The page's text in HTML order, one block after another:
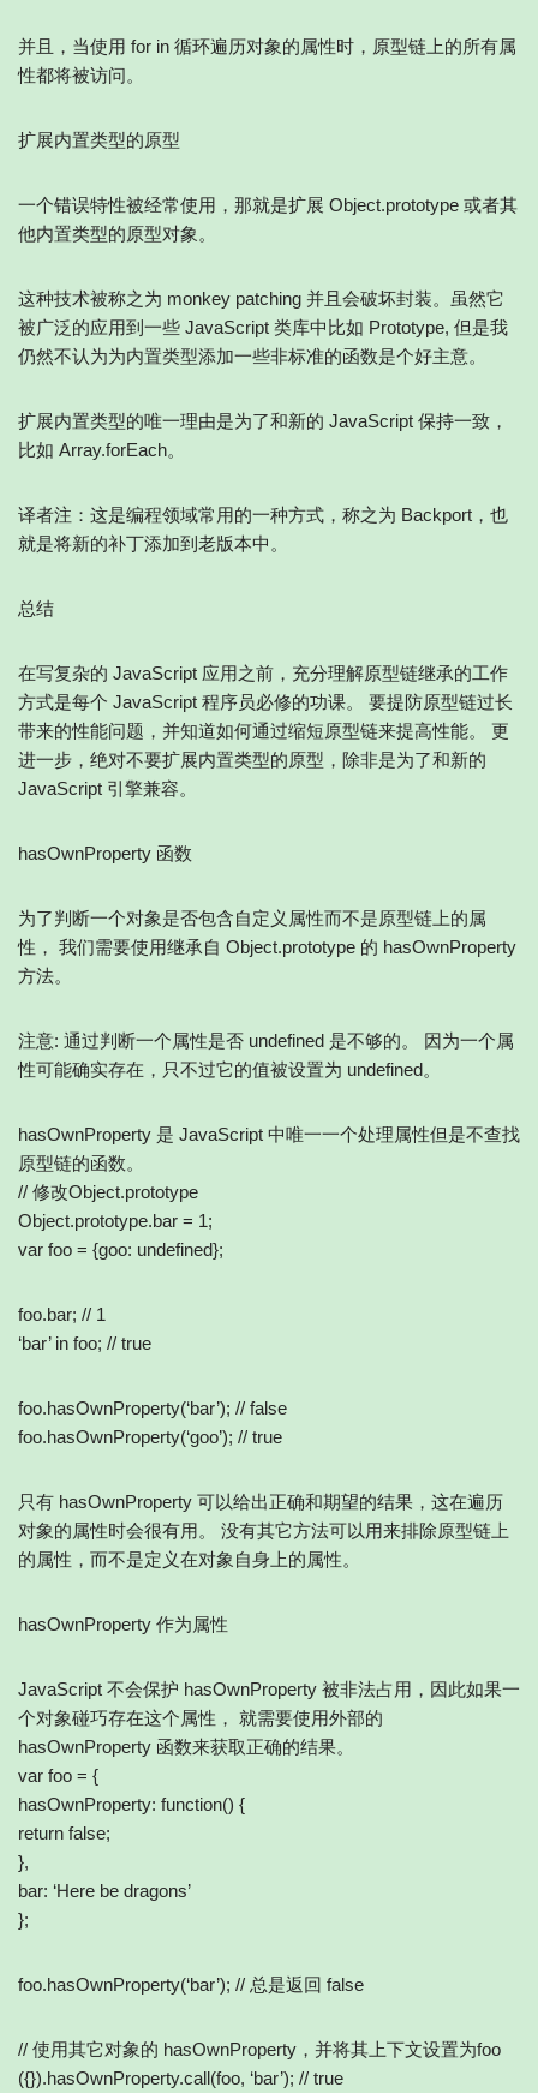
并且，当使用 for in 循环遍历对象的属性时，原型链上的所有属
性都将被访问。
扩展内置类型的原型
一个错误特性被经常使用，那就是扩展 Object.prototype 或者其
他内置类型的原型对象。
这种技术被称之为 monkey patching 并且会破坏封装。虽然它
被广泛的应用到一些 JavaScript 类库中比如 Prototype, 但是我
仍然不认为为内置类型添加一些非标准的函数是个好主意。
扩展内置类型的唯一理由是为了和新的 JavaScript 保持一致，
比如 Array.forEach。
译者注：这是编程领域常用的一种方式，称之为 Backport，也
就是将新的补丁添加到老版本中。
总结
在写复杂的 JavaScript 应用之前，充分理解原型链继承的工作
方式是每个 JavaScript 程序员必修的功课。 要提防原型链过长
带来的性能问题，并知道如何通过缩短原型链来提高性能。 更
进一步，绝对不要扩展内置类型的原型，除非是为了和新的
JavaScript 引擎兼容。
hasOwnProperty 函数
为了判断一个对象是否包含自定义属性而不是原型链上的属
性， 我们需要使用继承自 Object.prototype 的 hasOwnProperty
方法。
注意: 通过判断一个属性是否 undefined 是不够的。 因为一个属
性可能确实存在，只不过它的值被设置为 undefined。
hasOwnProperty 是 JavaScript 中唯一一个处理属性但是不查找
原型链的函数。
// 修改Object.prototype
Object.prototype.bar = 1;
var foo = {goo: undefined};
foo.bar; // 1
‘bar’ in foo; // true
foo.hasOwnProperty(‘bar’); // false
foo.hasOwnProperty(‘goo’); // true
只有 hasOwnProperty 可以给出正确和期望的结果，这在遍历
对象的属性时会很有用。 没有其它方法可以用来排除原型链上
的属性，而不是定义在对象自身上的属性。
hasOwnProperty 作为属性
JavaScript 不会保护 hasOwnProperty 被非法占用，因此如果一
个对象碰巧存在这个属性， 就需要使用外部的
hasOwnProperty 函数来获取正确的结果。
var foo = {
hasOwnProperty: function() {
return false;
},
bar: ‘Here be dragons’
};
foo.hasOwnProperty(‘bar’); // 总是返回 false
// 使用其它对象的 hasOwnProperty，并将其上下文设置为foo
({}).hasOwnProperty.call(foo, ‘bar’); // true